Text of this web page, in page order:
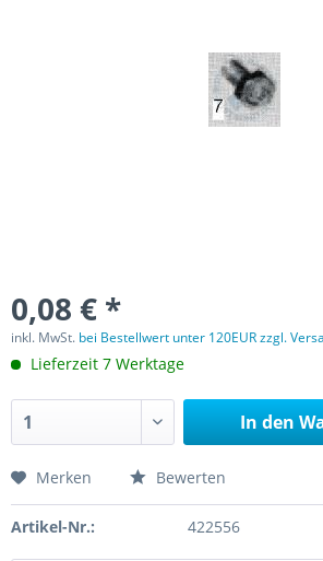
0,08 € *
inkl. MwSt. bei Bestellwert unter 120EUR zzgl.
Lieferzeit 7 Werktage
In den
Merken Bewerten
Artikel-Nr.: 422556